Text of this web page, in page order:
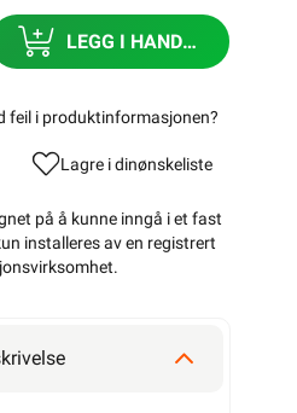
LEGG I HANDLEKURV
feil i produktinformasjonen?
Lagre i dinønskeliste
på å kunne inngå i et fast
installeres av en registrert
.